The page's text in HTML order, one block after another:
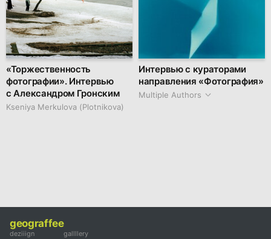
«Торжественность
фотографии». Интервью
с Александром Гронским
Kseniya Merkulova (Plotnikova)
Интервью с кураторами
направления «Фотография»
Multiple Authors
geograffee
deziiign
gallllery